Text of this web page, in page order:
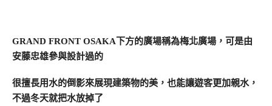
GRAND FRONT OSAKA下方的廣場稱為梅北廣場，可是由
安藤忠雄參與設計過的
很擅長用水的倒影來展現建築物的美，也能讓遊客更加親水，
不過冬天就把水放掉了